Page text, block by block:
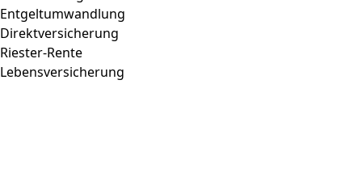
Entgeltumwandlung
Direktversicherung
Riester-Rente
Lebensversicherung